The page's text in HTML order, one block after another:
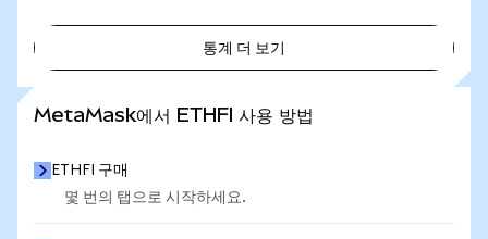
통계 더 보기
MetaMask에서 ETHFI 사용 방법
ETHFI 구매
몇 번의 탭으로 시작하세요.